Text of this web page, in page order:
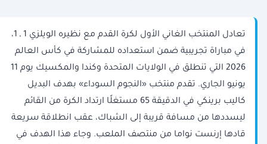
تعادل المنتخب الغاني الأول لكرة القدم مع نظيره الويلزي 1 ـ 1،
في مباراة تجريبية ضمن استعداده للمشاركة في كأس العالم
2026 التي تنطلق في الولايات المتحدة وكندا والمكسيك يوم 11
يونيو الجاري. تقدم منتخب «النجوم السوداء» بهدف البديل
كاليب برينكي في الدقيقة 65 مستغلًا ارتداد الكرة من ‌القائم
ليسددها من مسافة قريبة ‌إلى الشباك، عقب انطلاقة سريعة
قادها إرنست نواما من منتصف الملعب. وجاء هذا الهدف في